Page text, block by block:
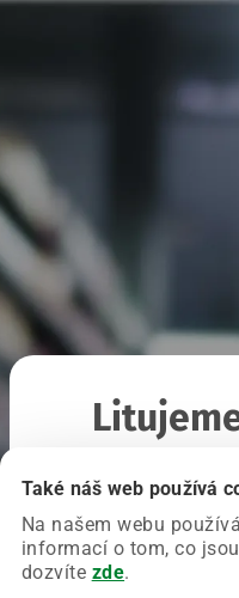
Také náš web používá
Na našem webu
informací o tom, co
dozvíte zde.
Chyba nastala na
Zkuste prosím znovu